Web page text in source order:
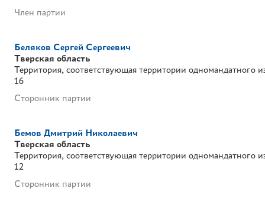
Член партии
Беляков Сергей Сергеевич
Тверская область
Территория, соответствующая территории
16
Сторонник партии
Бемов Дмитрий Николаевич
Тверская область
Территория, соответствующая территории
12
Сторонник партии